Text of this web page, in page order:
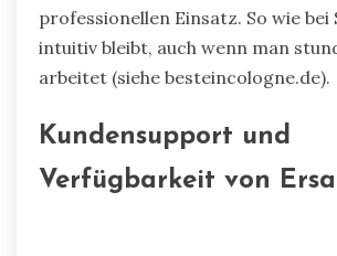
professionellen Einsatz. So wie
intuitiv bleibt, auch wenn man
arbeitet (siehe besteincologne.de).
Kundensupport und
Verfügbarkeit von